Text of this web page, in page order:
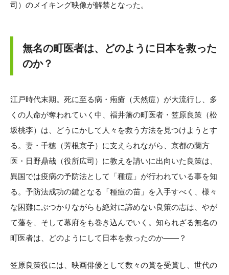
司）のメイキング映像が解禁となった。
無名の町医者は、どのように日本を救った
のか？
江戸時代末期。死に至る病・疱瘡（天然痘）が大流行し、多
くの人命が奪われていく中、福井藩の町医者・笠原良策（松
坂桃李）は、どうにかして人々を救う方法を見つけようとす
る。妻・千穂（芳根京子）に支えられながら、京都の蘭方
医・日野鼎哉（役所広司）に教えを請いに出向いた良策は、
異国では疫病の予防法として「種痘」が行われている事を知
る。予防法成功の鍵となる「種痘の苗」を入手すべく、様々
な困難にぶつかりながらも絶対に諦めない良策の志は、やが
て藩を、そして幕府をも巻き込んでいく。知られざる無名の
町医者は、どのようにして日本を救ったのか——？
笠原良策役には、映画俳優として数々の賞を受賞し、世代の